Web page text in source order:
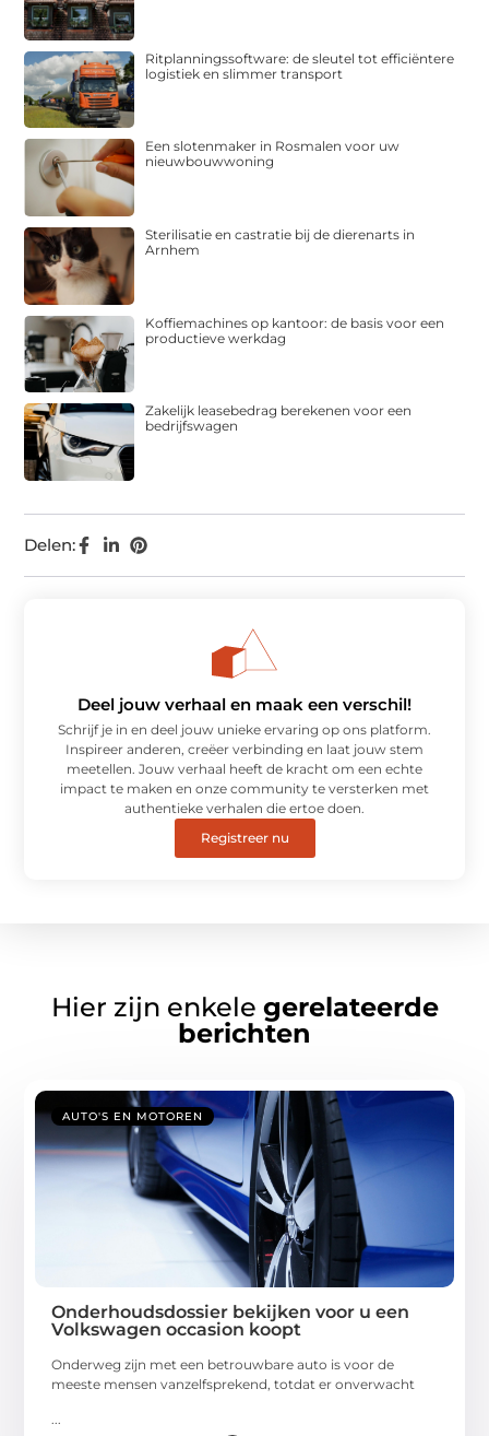
Delen:
Ritplanningssoftware: de sleutel tot efficiëntere
logistiek en slimmer transport
Een slotenmaker in Rosmalen voor uw
nieuwbouwwoning
Sterilisatie en castratie bij de dierenarts in
Arnhem
Koffiemachines op kantoor: de basis voor een
productieve werkdag
Zakelijk leasebedrag berekenen voor een
bedrijfswagen
Deel jouw verhaal en maak een verschil!
Schrijf je in en deel jouw unieke ervaring op ons platform.
Inspireer anderen, creëer verbinding en laat jouw stem
meetellen. Jouw verhaal heeft de kracht om een echte
impact te maken en onze community te versterken met
authentieke verhalen die ertoe doen.
Registreer nu
Hier zijn enkele gerelateerde
berichten
AUTO'S EN MOTOREN
Onderhoudsdossier bekijken voor u een
Volkswagen occasion koopt
Onderweg zijn met een betrouwbare auto is voor de
meeste mensen vanzelfsprekend, totdat er onverwacht
...